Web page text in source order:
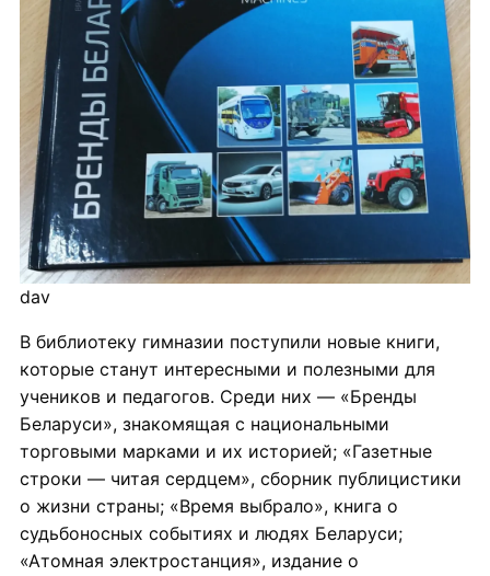
dav
В библиотеку гимназии поступили новые книги,
которые станут интересными и полезными для
учеников и педагогов. Среди них — «Бренды
Беларуси», знакомящая с национальными
торговыми марками и их историей; «Газетные
строки — читая сердцем», сборник публицистики
о жизни страны; «Время выбрало», книга о
судьбоносных событиях и людях Беларуси;
«Атомная электростанция», издание о